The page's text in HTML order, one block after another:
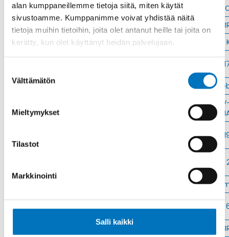
alan kumppaneillemme tietoja siitä, miten käytät
sivustoamme. Kumppanimme voivat yhdistää näitä
tietoja muihin tietoihin, joita olet antanut heille tai joita on
kerätty, kun olet käyttänyt heidän palvelujaan.
valinta
Välttämätön
Mieltymykset
Tilastot
Markkinointi
Salli kaikki
Käyttölämpötila
'-60°C to
O-Rengas
Kotelointiluokka
IP 68 – 10 bar;IP 69
Avaimenkuva 1
Ex-suojaus Taso
II 1D Ex ta IIIC Da;II 2G Ex eb IIC
Logot
[Mm]
2 - 6
Halkaisija Max.
[Mm]